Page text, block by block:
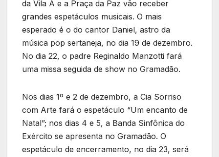
da Vila A e a Praça da Paz vão receber
grandes espetáculos musicais. O mais
esperado é o do cantor Daniel, astro da
música pop sertaneja, no dia 19 de dezembro.
No dia 22, o padre Reginaldo Manzotti fará
uma missa seguida de show no Gramadão.
Nos dias 1º e 2 de dezembro, a Cia Sorriso
com Arte fará o espetáculo “Um encanto de
Natal”; nos dias 4 e 5, a Banda Sinfônica do
Exército se apresenta no Gramadão. O
espetáculo de encerramento, no dia 23, será